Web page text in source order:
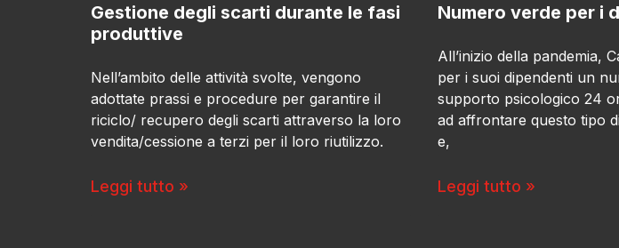
Gestione degli scarti durante le fasi
produttive
Nell’ambito delle attività svolte, vengono
adottate prassi e procedure per garantire il
riciclo/ recupero degli scarti attraverso la loro
vendita/cessione a terzi per il loro riutilizzo.
Leggi tutto »
Numero verde per i
All’inizio della pandemia,
per i suoi dipendenti un
supporto psicologico 24
ad affrontare questo tipo
e,
Leggi tutto »